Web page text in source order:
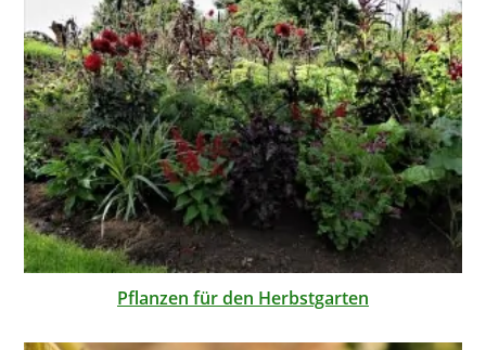
Pflanzen für den Herbstgarten